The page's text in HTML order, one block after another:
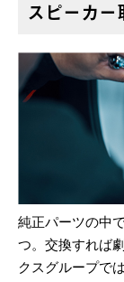
スピーカー
純正パーツの中
つ。交換すれば
クスグループで